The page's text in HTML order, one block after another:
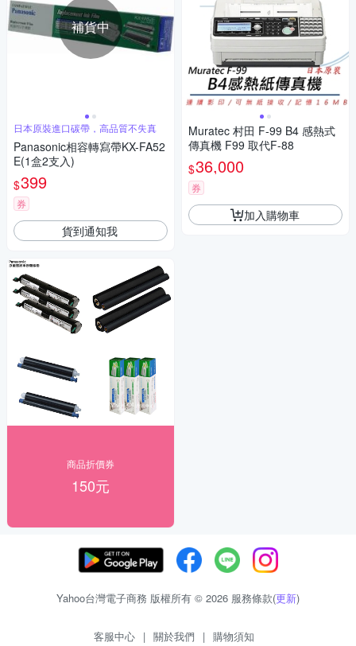
補貨中
日本原裝進口碳帶，高品質不失真
Panasonic相容轉寫帶KX-FA52
E(1盒2支入)
$399
券
貨到通知我
商品折價券
150元
Muratec 村田 F-99 B4 感熱式
傳真機 F99 取代F-88
$36,000
券
加入購物車
Yahoo台灣電子商務 版權所有 © 2026 服務條款(更新)
客服中心 | 關於我們 | 購物須知